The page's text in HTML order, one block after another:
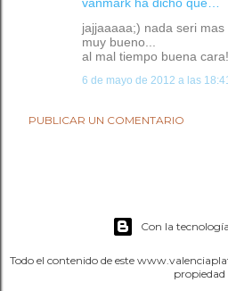
jajjaaaaa;) nada seri mas
muy bueno...
al mal tiempo buena cara!
6 de mayo de 2012 a las
PUBLICAR UN COMENTARIO
Con la
Todo el contenido de este
propiedad